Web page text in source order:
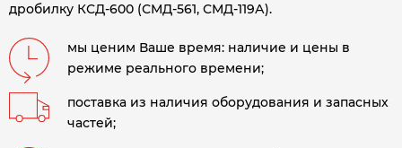
дробилку КСД-600 (СМД-561, СМД-119А).
мы ценим Ваше время: наличие и цены в
режиме реального времени;
поставка из наличия оборудования и запасных
частей;